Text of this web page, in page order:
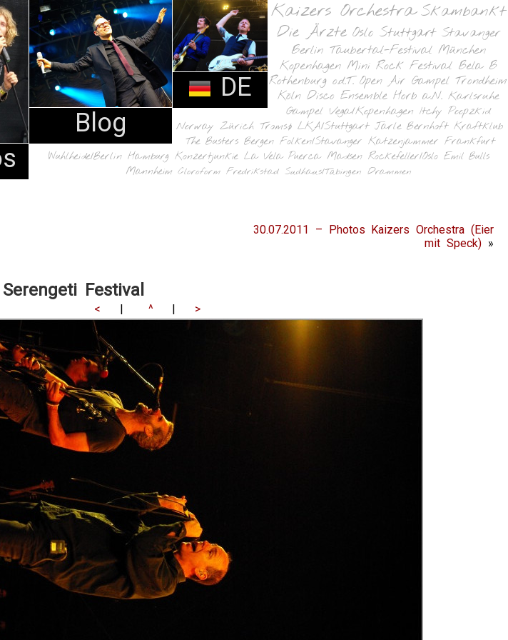
Blog
DE
Kaizers Orchestra Skambankt
Die Ärzte Oslo Stuttgart Stavanger
Berlin Taubertal-Festival München
Kopenhagen Mini Rock Festival Bela B
Rothenburg o.d.T. Open Air Gampel Trondheim
Köln Disco Ensemble Horb a.N. Karlsruhe
Gampel Vega/Kopenhagen Itchy Poopzkid
Norway Zürich Tromsø LKA/Stuttgart Jarle Bernhoft Kraftklub
The Busters Bergen Folken/Stavanger Katzenjammer Frankfurt
Wuhlheide/Berlin Hamburg Konzertjunkie La Vela Puerca Madsen Rockefeller/Oslo Emil Bulls
Mannheim Cloroform Fredrikstad Sudhaus/Tübingen Drammen
30.07.2011 – Photos Kaizers Orchestra (Eier
mit Speck) »
Festival
< | ^ | >